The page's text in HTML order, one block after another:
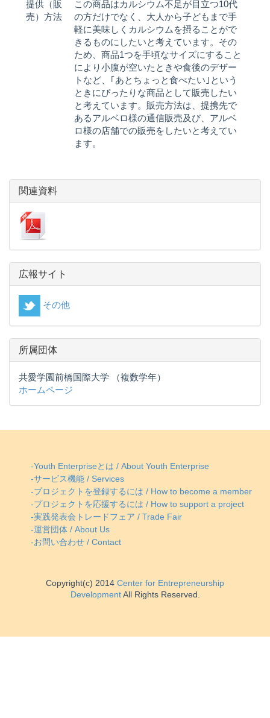
提供（販
売）方法
この商品はカルシウム不足が目立つ10代
の方だけでなく、大人から子どもまで手
軽に美味しくカルシウムを摂ることがで
きるものにしたいと考えています。その
ため、商品1つを手頃なサイズにすること
により小腹が空いたときや食後のデザー
トなど、｢あとちょっと食べたい｣という
ときにぴったりな商品として販売したい
と考えています。販売方法は、提携先で
あるアルベロ様の通信販売及び、アルベ
ロ様の店舗での販売をしたいと考えてい
ます。
関連資料
広報サイト
その他
所属団体
共愛学園前橋国際大学 （複数学年）
ホームページ
-Youth Enterpriseとは / About Youth Enterprise
-サービス機能 / Services
-プロジェクトを登録するには / How to become a member
-プロジェクトを応援するには / How to support a project
-実践発表会トレードフェア / Trade Fair
-運営団体 / About Us
-お問い合わせ / Contact
Copyright(c) 2014 Center for Entrepreneurship
DevelopmentAll Rights Reserved.